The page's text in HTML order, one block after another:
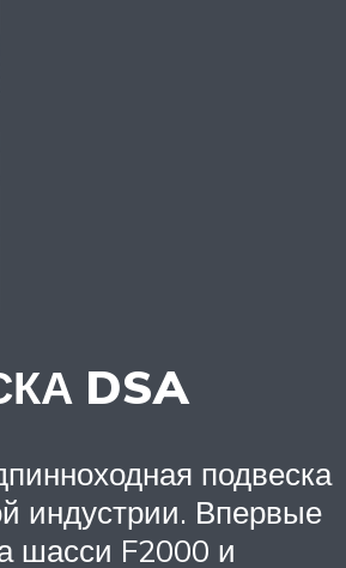
DSA
подвеска
индустрии. Впервые
шасси F2000 и